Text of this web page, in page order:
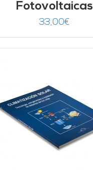
Fotovoltaicas
33,00€